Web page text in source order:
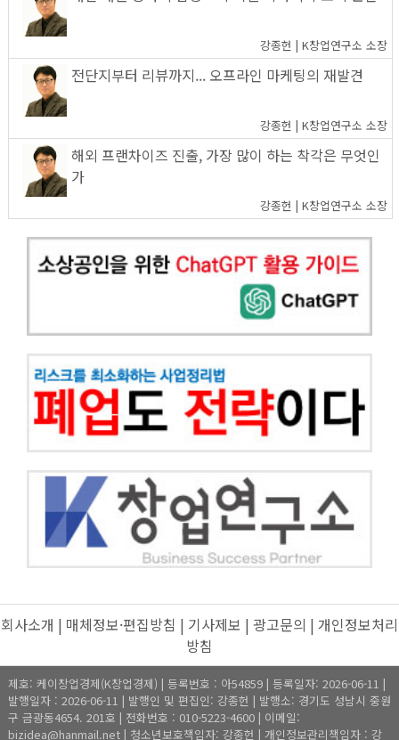
강종헌 | K창업연구소 소장
전단지부터 리뷰까지... 오프라인 마케팅의 재발견
강종헌 | K창업연구소 소장
해외 프랜차이즈 진출, 가장 많이 하는 착각은 무엇인
가
강종헌 | K창업연구소 소장
회사소개 | 매체정보·편집방침 | 기사제보 | 광고문의 | 개인정보처리
방침
제호: 케이창업경제(K창업경제) | 등록번호 : 아54859 | 등록일자: 2026-06-11 |
발행일자 : 2026-06-11 | 발행인 및 편집인: 강종헌 | 발행소: 경기도 성남시 중원
구 금광동4654. 201호 | 전화번호 : 010-5223-4600 | 이메일:
bizidea@hanmail.net | 청소년보호책임자: 강종헌 | 개인정보관리책임자 : 강